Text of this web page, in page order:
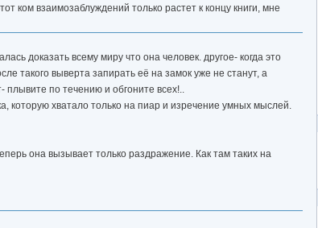
ком взаимозаблуждений только растет к концу книги, мне
доказать всему миру что она человек. другое- когда это
такого выверта запирать её на замок уже не станут, а
плывите по течению и обгоните всех!..
которую хватало только на пиар и изречение умных мыслей.
она вызывает только раздражение. Как там таких на